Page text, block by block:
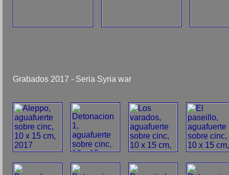
Grabados 2017 - Seria Syria war